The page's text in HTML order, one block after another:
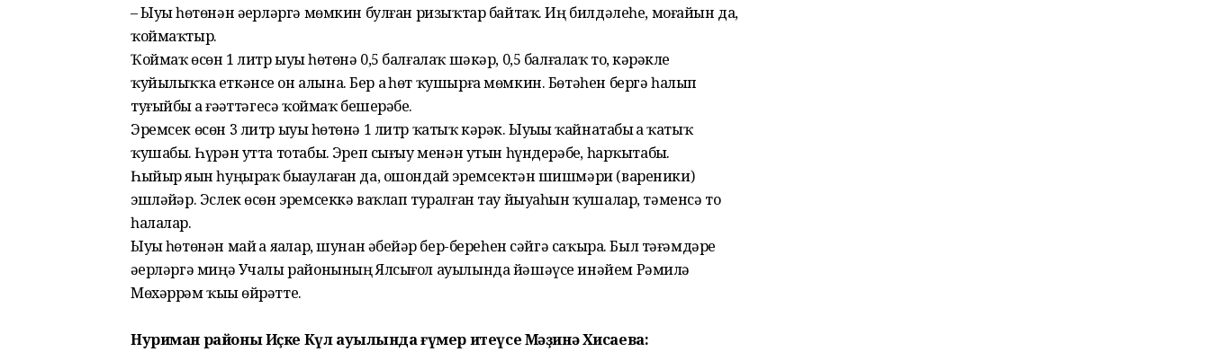
– Ыуыҙ һөтөнән әҙерләргә мөмкин булған ризыҡтар байтаҡ. Иң билдәлеһе, моғайын да,
ҡоймаҡтыр.
Ҡоймаҡ өсөн 1 литр ыуыҙ һөтөнә 0,5 балғалаҡ шәкәр, 0,5 балғалаҡ тоҙ, кәрәкле
ҡуйылыҡҡа еткәнсе он алына. Бер аҙ һөт ҡушырға мөмкин. Бөтәһен бергә һалып
туғыйбыҙ ҙа ғәҙәттәгесә ҡоймаҡ бешерәбеҙ.
Эремсек өсөн 3 литр ыуыҙ һөтөнә 1 литр ҡатыҡ кәрәк. Ыуыҙҙы ҡайнатабыҙ ҙа ҡатыҡ
ҡушабыҙ. Һүрән утта тотабыҙ. Эреп сығыу менән утын һүндерәбеҙ, һарҡытабыҙ.
Һыйыр яҙын һуңыраҡ быҙаулаған да, ошондай эремсектән шишмәри (вареники)
эшләйҙәр. Эслек өсөн эремсеккә ваҡлап туралған тау йыуаһын ҡушалар, тәменсә тоҙ
һалалар.
Ыуыҙ һөтөнән май ҙа яҙалар, шунан әбейҙәр бер-береһен сәйгә саҡыра. Был тәғәмдәрҙе
әҙерләргә миңә Учалы районының Ялсығол ауылында йәшәүсе инәйем Рәмилә
Мөхәррәм ҡыҙы өйрәтте.
Нуриман районы Иҫке Күл ауылында ғүмер итеүсе Мәҙинә Хисаева: